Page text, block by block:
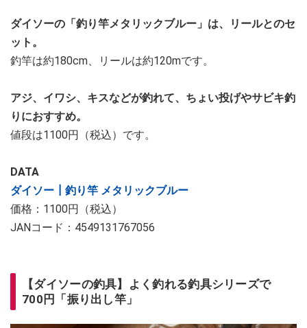
ダイソーの「釣り竿メタリックブルー」は、リールとのセ
ット。
釣竿は約180cm、リールは約120mです。
アジ、イワシ、キスなどが釣れて、ちょい投げやサビキ釣
りにおすすめ。
値段は1100円（税込）です。
DATA
ダイソー┃釣り竿 メタリックブルー
価格：1100円（税込）
JANコード：4549131767056
【ダイソーの釣具】よく釣れる釣具シリーズで
700円「振り出し竿」